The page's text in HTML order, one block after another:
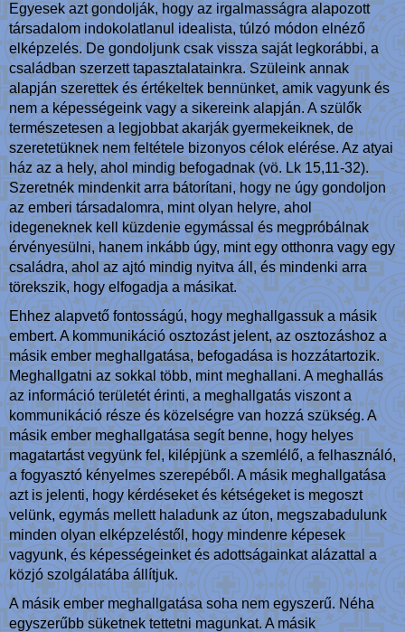
Egyesek azt gondolják, hogy az irgalmasságra alapozott
társadalom indokolatlanul idealista, túlzó módon elnéző
elképzelés. De gondoljunk csak vissza saját legkorábbi, a
családban szerzett tapasztalatainkra. Szüleink annak
alapján szerettek és értékeltek bennünket, amik vagyunk és
nem a képességeink vagy a sikereink alapján. A szülők
természetesen a legjobbat akarják gyermekeiknek, de
szeretetüknek nem feltétele bizonyos célok elérése. Az atyai
ház az a hely, ahol mindig befogadnak (vö. Lk 15,11-32).
Szeretnék mindenkit arra bátorítani, hogy ne úgy gondoljon
az emberi társadalomra, mint olyan helyre, ahol
idegeneknek kell küzdenie egymással és megpróbálnak
érvényesülni, hanem inkább úgy, mint egy otthonra vagy egy
családra, ahol az ajtó mindig nyitva áll, és mindenki arra
törekszik, hogy elfogadja a másikat.
Ehhez alapvető fontosságú, hogy meghallgassuk a másik
embert. A kommunikáció osztozást jelent, az osztozáshoz a
másik ember meghallgatása, befogadása is hozzátartozik.
Meghallgatni az sokkal több, mint meghallani. A meghallás
az információ területét érinti, a meghallgatás viszont a
kommunikáció része és közelségre van hozzá szükség. A
másik ember meghallgatása segít benne, hogy helyes
magatartást vegyünk fel, kilépjünk a szemlélő, a felhasználó,
a fogyasztó kényelmes szerepéből. A másik meghallgatása
azt is jelenti, hogy kérdéseket és kétségeket is megoszt
velünk, egymás mellett haladunk az úton, megszabadulunk
minden olyan elképzeléstől, hogy mindenre képesek
vagyunk, és képességeinket és adottságainkat alázattal a
közjó szolgálatába állítjuk.
A másik ember meghallgatása soha nem egyszerű. Néha
egyszerűbb süketnek tettetni magunkat. A másik